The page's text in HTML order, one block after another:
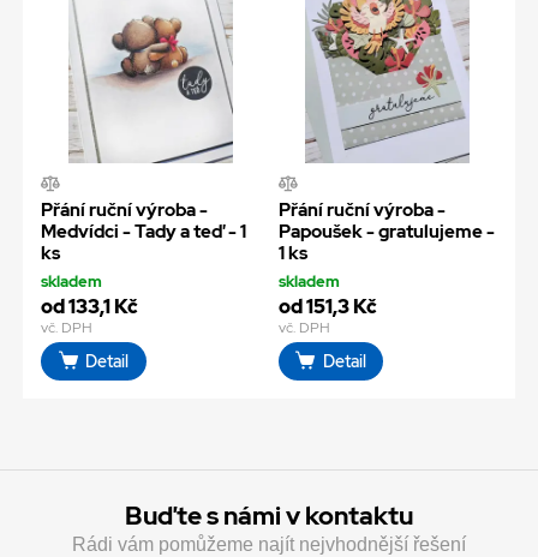
Přání ruční výroba -
Medvídci - Tady a teď - 1
ks
skladem
od 133,1 Kč
vč. DPH
Detail
Přání ruční výroba -
Papoušek - gratulujeme -
1 ks
skladem
od 151,3 Kč
vč. DPH
Detail
Buďte s námi v kontaktu
Rádi vám pomůžeme najít nejvhodnější řešení